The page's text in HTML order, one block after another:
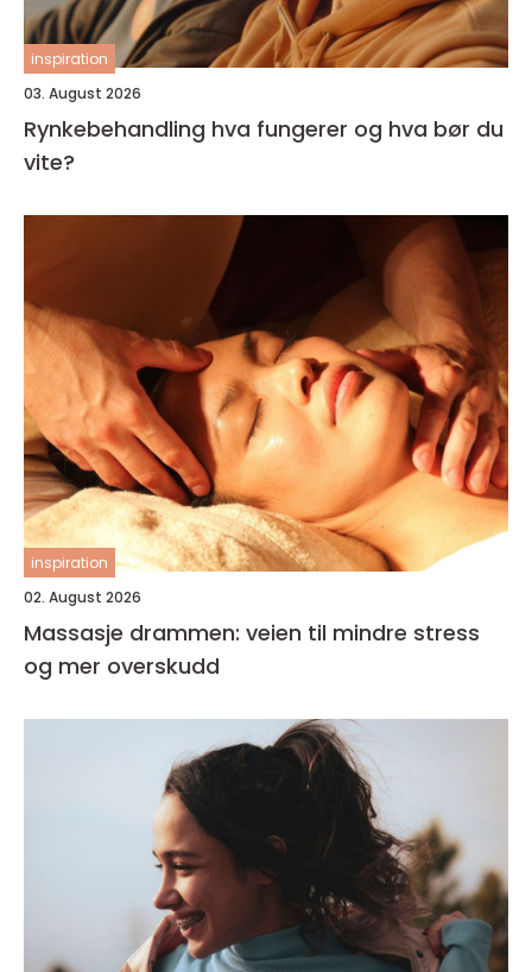
inspiration
03. August 2026
Rynkebehandling hva fungerer og hva bør du
vite?
inspiration
02. August 2026
Massasje drammen: veien til mindre stress
og mer overskudd